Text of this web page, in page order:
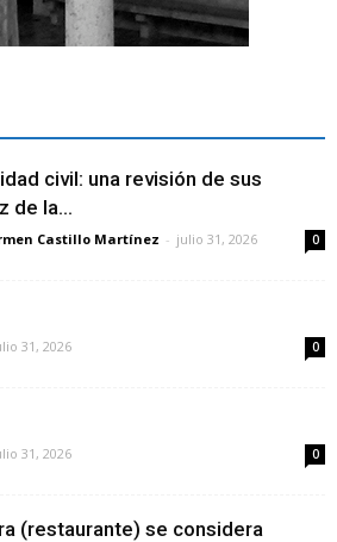
civil: una revisión de sus
de la...
Castillo Martínez - julio 31, 2026 0
31, 2026 0
31, 2026 0
(restaurante) se considera